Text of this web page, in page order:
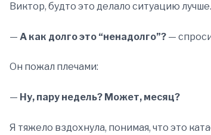
Виктор, будто это делало ситуацию лучше.
— А как долго это “ненадолго”? —
Он пожал плечами:
— Ну, пару недель? Может, месяц?
Я тяжело вздохнула, понимая, что это